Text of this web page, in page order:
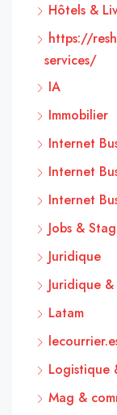
Hôtels &
https://
services/
IA
Immobilier
Internet
Internet
Internet
Jobs &
Juridique
Juridique &
Latam
Logistique
Mag &